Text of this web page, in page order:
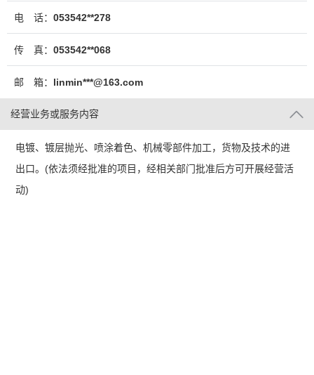
电 话： 053542**278
传 真： 053542**068
邮 箱： linmin***@163.com
经营业务或服务内容
电镀、镀层抛光、喷涂着色、机械零部件加工，货物及技术的进
出口。(依法须经批准的项目，经相关部门批准后方可开展经营活
动)